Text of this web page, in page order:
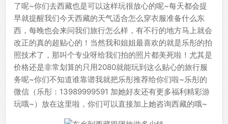
了呢~你们去西藏也是可以这样玩很放心的呢~每天都会提
早就提醒我们今天西藏的天气适合怎么穿衣服准备什么东
西，每晚也会来问我们旅行怎么样，有不行的地方马上就会
改正的真的超贴心的！当然我和姐姐最喜欢的就是乐彤的拍
照技术了，那叫个专业呀给我们拍的照片都美死啦！尤其是
价格还是非常划算的只用2080就能玩到这么贴心的旅行服
务呢~你们不知道谁靠谱我就把乐彤推荐给你们啦~乐彤的
微信（乐彤：13989999591 加她好友还有更多福利精彩游
玩哦~）放在这里啦，你们可以直接加上她咨询西藏的哦~